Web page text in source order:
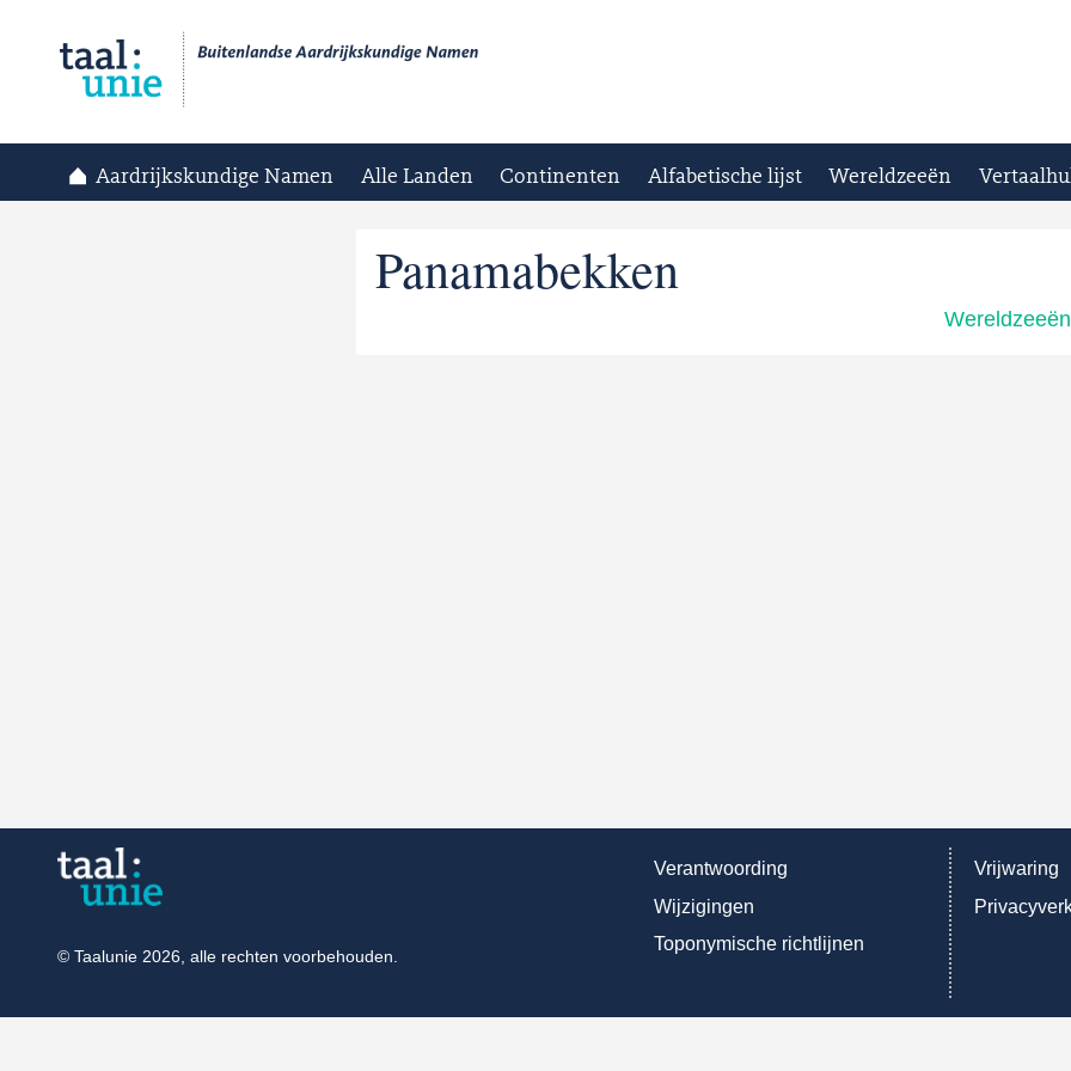
Aardrijkskundige Namen Alle Landen Continenten Alfabetische lijst Wereldzeeën
Panamabekken
Wereldzeeën
Verantwoording
Wijzigingen
Toponymische richtlijnen
Vrijwaring
© Taalunie 2026, alle rechten voorbehouden.